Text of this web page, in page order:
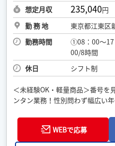
想定月収
235,040円
勤 務 地
東京都江東区
勤務時間
①08：00～17
00/8時間
休日
シフト制
＜未経験OK・軽量商品＞番号を
ンタン業務！性別問わず幅広い
WEBで応募